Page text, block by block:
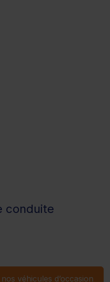
conduite
véhicules d’occasion